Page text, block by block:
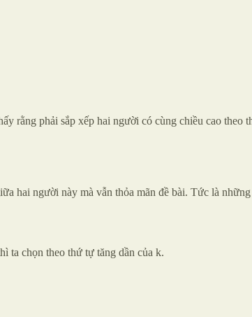
rằng phải sắp xếp hai người có cùng chiều cao theo
hai người này mà vẫn thỏa mãn đề bài. Tức là
ta chọn theo thứ tự tăng dần của k.